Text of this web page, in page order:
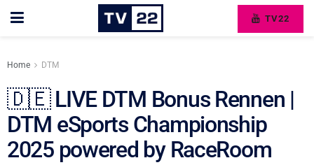
TV22
Home DTM
🇩🇪 LIVE DTM Bonus Rennen |
DTM eSports Championship
2025 powered by RaceRoom